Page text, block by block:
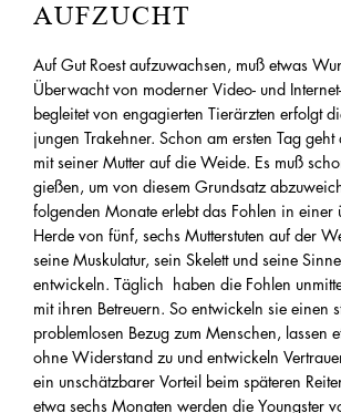
AUFZUCHT
Auf Gut Roest aufzuwachsen, muß etwas
Überwacht von moderner Video- und
begleitet von engagierten Tierärzten erfolgt
jungen Trakehner. Schon am ersten Tag
mit seiner Mutter auf die Weide. Es muß
gießen, um von diesem Grundsatz
folgenden Monate erlebt das Fohlen in einer
Herde von fünf, sechs Mutterstuten auf der
seine Muskulatur, sein Skelett und seine
entwickeln. Täglich haben die Fohlen
mit ihren Betreuern. So entwickeln sie einen
problemlosen Bezug zum Menschen, lassen
ohne Widerstand zu und entwickeln
ein unschätzbarer Vorteil beim späteren
etwa sechs Monaten werden die Youngster